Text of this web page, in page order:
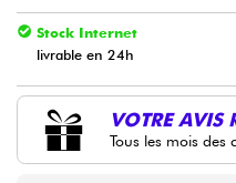
Eveil Musical
Câbles & Access.
HiFi
Stock Internet
livrable en 24h
VOTRE AVIS
Tous les mois des